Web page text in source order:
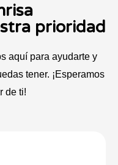
prioridad
aquí para ayudarte y
tener. ¡Esperamos
de ti!